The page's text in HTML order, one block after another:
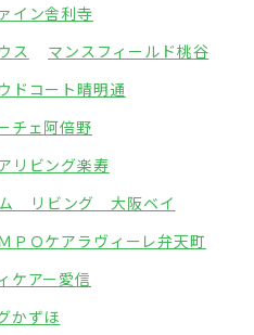
イン舎利寺
ス
マンスフィールド桃谷
ドコート晴明通
チェ阿倍野
リビング楽寿
ム リビング 大阪ベイ
ＰＯケアラヴィーレ弁天町
ケアー愛信
かずほ